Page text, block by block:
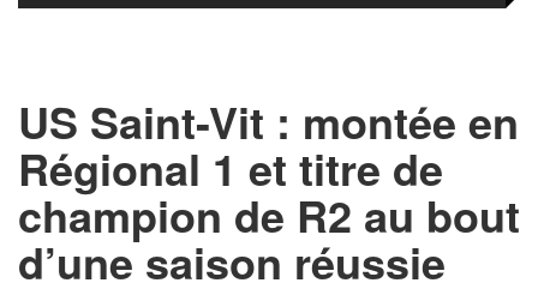
US Saint-Vit : montée en
Régional 1 et titre de
champion de R2 au bout
d’une saison réussie